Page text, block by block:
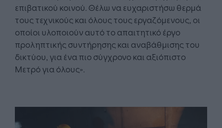
επιβατικού κοινού. Θέλω να ευχαριστήσω θερμά
τους τεχνικούς και όλους τους εργαζόμενους, οι
οποίοι υλοποιούν αυτό το απαιτητικό έργο
προληπτικής συντήρησης και αναβάθμισης του
δικτύου, για ένα πιο σύγχρονο και αξιόπιστο
Μετρό για όλους».